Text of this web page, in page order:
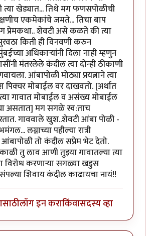
त्या खेड्यात... तिथे मग फणसपोळीची
क्षणीच एकमेकांचे जमते... तिचा बाप
प्रेमकथा.. शेवटी असे कळते की त्या
किती ही विनवणी करुन
अधिकार्‍यांनी दिला नाही म्हणुन
मंतरलेले कंदील त्या दोन्ही ठीकाणी
आंबापोळी मोठ्या प्रयत्नाने त्या
मोबाईल वर दाखवतो. [अर्थात
गावात मोबाईल व असंख्य मोबाईल
असतात] मग सगळे स्व:ताच
गाववाले खुश..शेवटी आंबा पोळी -
लग्नाच्या पहील्या रात्री
तो कंदील सप्रेम भेट देतो.
तु लाव आणी तुझ्या गावातल्या त्या
विरोध करणार्‍या सगळ्या खडुस
शिवाय कंदील काढायचा नायं!!
लॉग इन कराकिंवासदस्य व्हा